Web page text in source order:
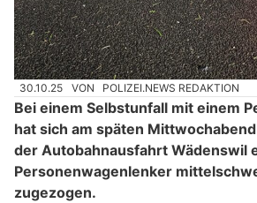
30.10.25 VON POLIZEI.NEWS REDAKTION
Bei einem Selbstunfall mit einem
hat sich am späten
der Autobahnausfahrt Wädenswil
Personenwagenlenker
zugezogen.